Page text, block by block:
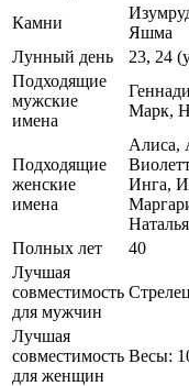
Камни
Яшма
Лунный день
23, 24
Подходящие
мужские
имена
Марк,
Подходящие
женские
имена
Алиса,
Инга,
Полных лет
40
Лучшая
совместимость
для мужчин
Лучшая
совместимость
для женщин
Весы: